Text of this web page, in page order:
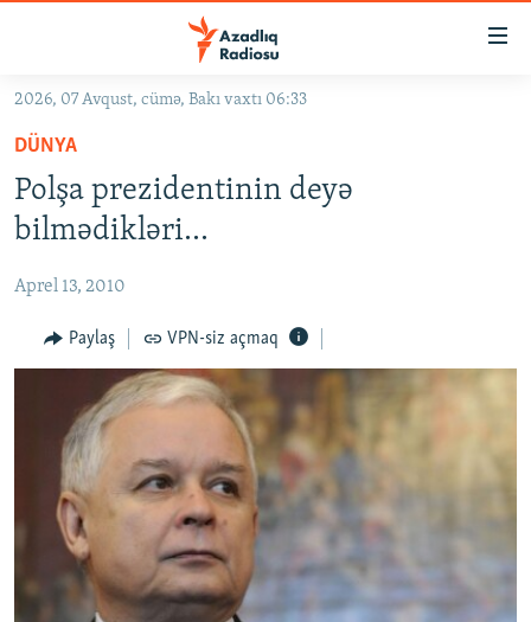
Əsas
qayıt
Əsas
naviqasiyaya
qayıt
Axtarışa
keç
#İZAHLA
KORRUPSIOMETR
FƏRQƏ BAX
QANUNI DOĞRU
ARAŞDIRMA
MULTIMEDIA
VIDEO
FOTOQALEREYA
İNFOQRAFIKA
KARIKATURA
RADIO ARXIV
OXU ZALI
AZƏRBAYCAN ƏDƏBIYYATI KITABXANASI
İSLAM VƏ DEMOKRATIYA
HAQQIMIZDA
MISSIYAMIZ
PEŞƏ ETIKASI VƏ JURNALISTIKA STANDARTLARIMIZ
BIZI IZLƏ
2026, 07 Avqust, cümə, Bakı vaxtı 06:33
DÜNYA
Polşa prezidentinin deyə
bilmədikləri...
Aprel 13, 2010
Paylaş VPN-siz açmaq